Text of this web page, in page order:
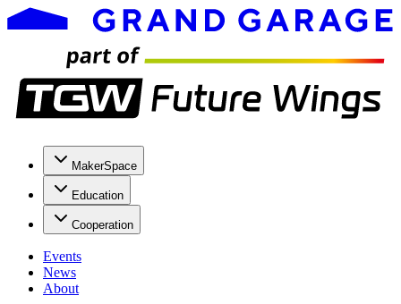
MakerSpace
Education
Cooperation
Events
News
About